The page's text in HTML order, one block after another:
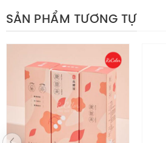
Hộp cứng
Thông Số Kỹ Thuật
SẢN PHẨM TƯƠNG TỰ